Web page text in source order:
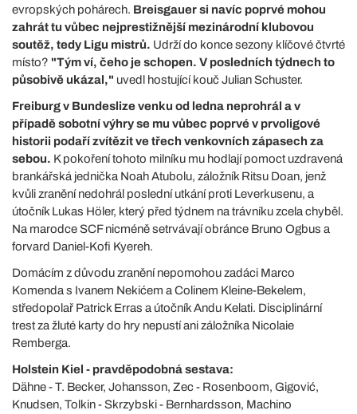
evropských pohárech. Breisgauer si navíc poprvé mohou
zahrát tu vůbec nejprestižnější mezinárodní klubovou
soutěž, tedy Ligu mistrů. Udrží do konce sezony klíčové čtvrté
místo? "Tým ví, čeho je schopen. V posledních týdnech to
působivě ukázal," uvedl hostující kouč Julian Schuster.
Freiburg v Bundeslize venku od ledna neprohrál a v
případě sobotní výhry se mu vůbec poprvé v prvoligové
historii podaří zvítězit ve třech venkovních zápasech za
sebou. K pokoření tohoto milníku mu hodlají pomoct uzdravená
brankářská jednička Noah Atubolu, záložník Ritsu Doan, jenž
kvůli zranění nedohrál poslední utkání proti Leverkusenu, a
útočník Lukas Höler, který před týdnem na trávníku zcela chyběl.
Na marodce SCF nicméně setrvávají obránce Bruno Ogbus a
forvard Daniel-Kofi Kyereh.
Domácím z důvodu zranění nepomohou zadáci Marco
Komenda s Ivanem Nekićem a Colinem Kleine-Bekelem,
středopolař Patrick Erras a útočník Andu Kelati. Disciplinární
trest za žluté karty do hry nepustí ani záložníka Nicolaie
Remberga.
Holstein Kiel - pravděpodobná sestava:
Dähne - T. Becker, Johansson, Zec - Rosenboom, Gigović,
Knudsen, Tolkin - Skrzybski - Bernhardsson, Machino